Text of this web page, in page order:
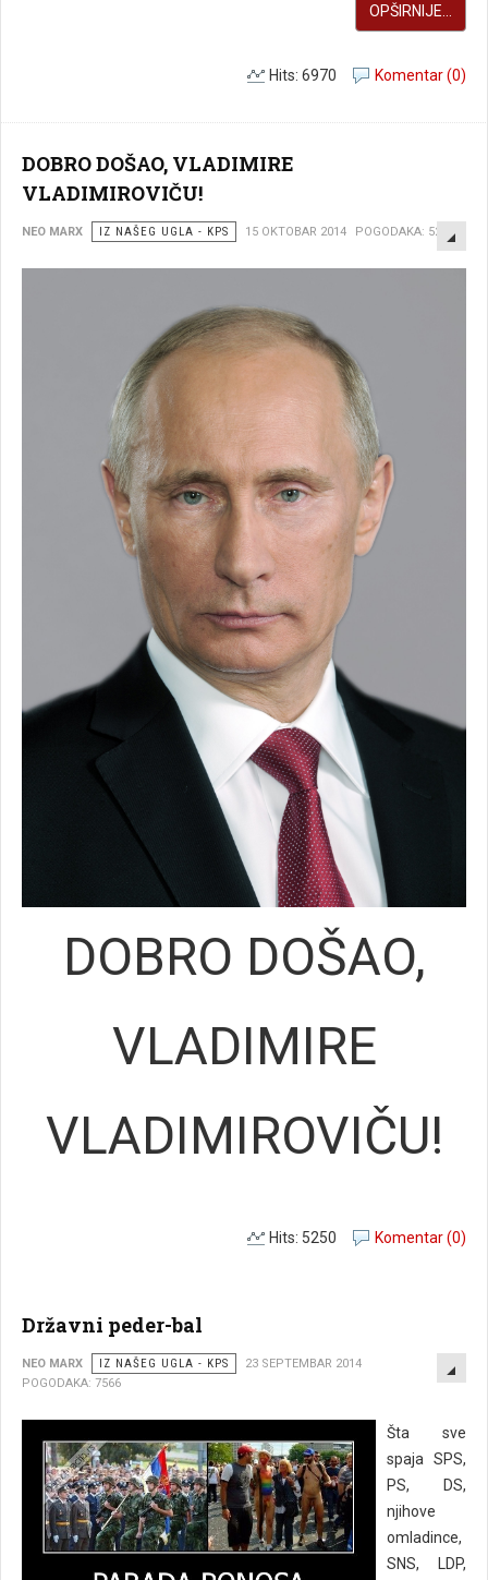
OPŠIRNIJE...
Komentar (0)
Hits: 6970
DOBRO DOŠAO, VLADIMIRE
VLADIMIROVIČU!
NEO MARX IZ NAŠEG UGLA - KPS 15 OKTOBAR 2014 POGODAKA: 5250
DOBRO DOŠAO,
VLADIMIRE
VLADIMIROVIČU!
Komentar (0)
Hits: 5250
Državni peder-bal
NEO MARX IZ NAŠEG UGLA - KPS
23 SEPTEMBAR 2014
POGODAKA: 7566
Šta sve
spaja SPS,
PS, DS,
njihove
omladince,
SNS, LDP,